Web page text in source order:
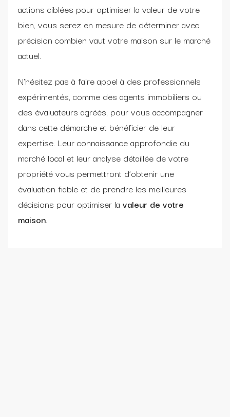
actions ciblées pour optimiser la valeur de votre
bien, vous serez en mesure de déterminer avec
précision combien vaut votre maison sur le marché
actuel.
N’hésitez pas à faire appel à des professionnels
expérimentés, comme des agents immobiliers ou
des évaluateurs agréés, pour vous accompagner
dans cette démarche et bénéficier de leur
expertise. Leur connaissance approfondie du
marché local et leur analyse détaillée de votre
propriété vous permettront d’obtenir une
évaluation fiable et de prendre les meilleures
décisions pour optimiser la valeur de votre
maison.